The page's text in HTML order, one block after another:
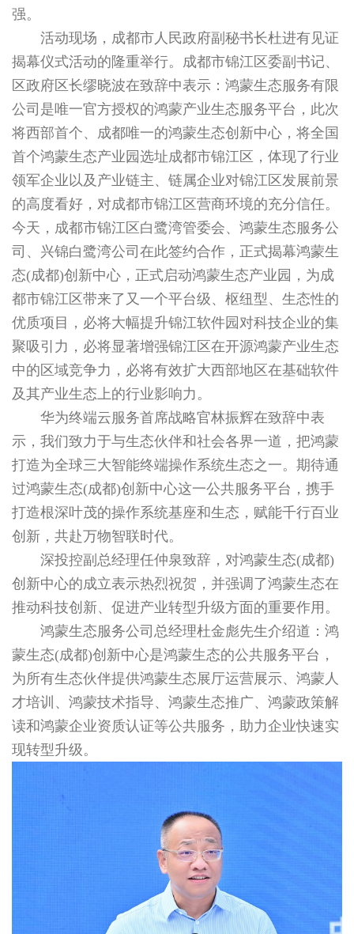
强。
活动现场，成都市人民政府副秘书长杜进有见证
揭幕仪式活动的隆重举行。成都市锦江区委副书记、
区政府区长缪晓波在致辞中表示：鸿蒙生态服务有限
公司是唯一官方授权的鸿蒙产业生态服务平台，此次
将西部首个、成都唯一的鸿蒙生态创新中心，将全国
首个鸿蒙生态产业园选址成都市锦江区，体现了行业
领军企业以及产业链主、链属企业对锦江区发展前景
的高度看好，对成都市锦江区营商环境的充分信任。
今天，成都市锦江区白鹭湾管委会、鸿蒙生态服务公
司、兴锦白鹭湾公司在此签约合作，正式揭幕鸿蒙生
态(成都)创新中心，正式启动鸿蒙生态产业园，为成
都市锦江区带来了又一个平台级、枢纽型、生态性的
优质项目，必将大幅提升锦江软件园对科技企业的集
聚吸引力，必将显著增强锦江区在开源鸿蒙产业生态
中的区域竞争力，必将有效扩大西部地区在基础软件
及其产业生态上的行业影响力。
华为终端云服务首席战略官林振辉在致辞中表
示，我们致力于与生态伙伴和社会各界一道，把鸿蒙
打造为全球三大智能终端操作系统生态之一。期待通
过鸿蒙生态(成都)创新中心这一公共服务平台，携手
打造根深叶茂的操作系统基座和生态，赋能千行百业
创新，共赴万物智联时代。
深投控副总经理任仲泉致辞，对鸿蒙生态(成都)
创新中心的成立表示热烈祝贺，并强调了鸿蒙生态在
推动科技创新、促进产业转型升级方面的重要作用。
鸿蒙生态服务公司总经理杜金彪先生介绍道：鸿
蒙生态(成都)创新中心是鸿蒙生态的公共服务平台，
为所有生态伙伴提供鸿蒙生态展厅运营展示、鸿蒙人
才培训、鸿蒙技术指导、鸿蒙生态推广、鸿蒙政策解
读和鸿蒙企业资质认证等公共服务，助力企业快速实
现转型升级。